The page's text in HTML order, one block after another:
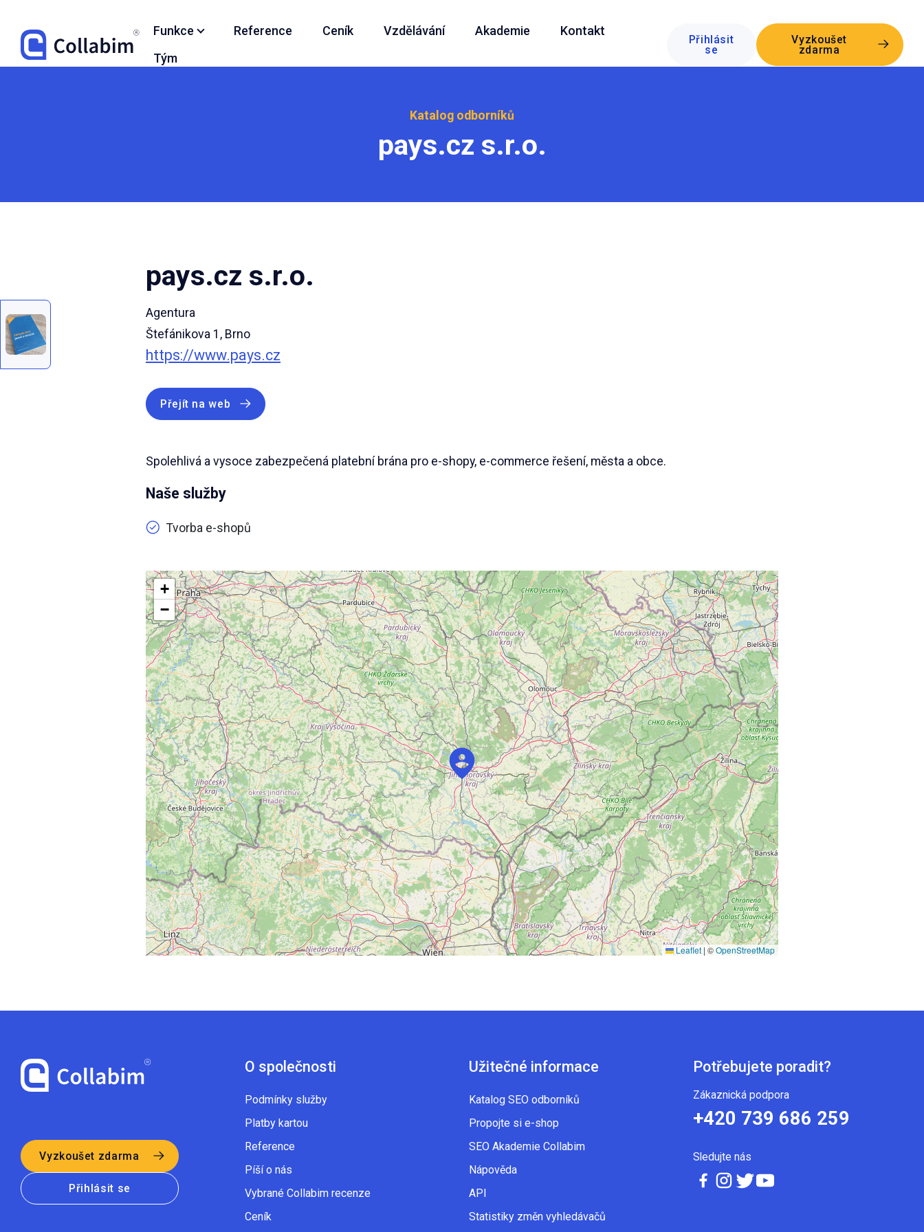
Funkce Reference Ceník Vzdělávání Akademie
Kontakt
Tým
Přihlásit
se
Vyzkoušet
zdarma
Katalog odborníků
pays.cz s.r.o.
pays.cz s.r.o.
Agentura
Štefánikova 1, Brno
https://www.pays.cz
Přejít na web
Spolehlivá a vysoce zabezpečená platební brána pro e-shopy, e-commerce řešení, města a obce.
Naše služby
Tvorba e-shopů
+
−
Leaflet | ©OpenStreetMap
Vyzkoušet zdarma
Přihlásit se
O společnosti
Podmínky služby
Platby kartou
Reference
Píší o nás
Vybrané Collabim recenze
Ceník
Užitečné informace
Katalog SEO odborníků
Propojte si e-shop
SEO Akademie Collabim
Nápověda
API
Statistiky změn vyhledávačů
Potřebujete poradit?
Zákaznická podpora
+420 739 686 259
Sledujte nás